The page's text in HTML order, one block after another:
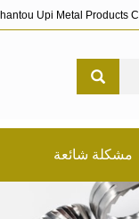
مشكلة شائعة